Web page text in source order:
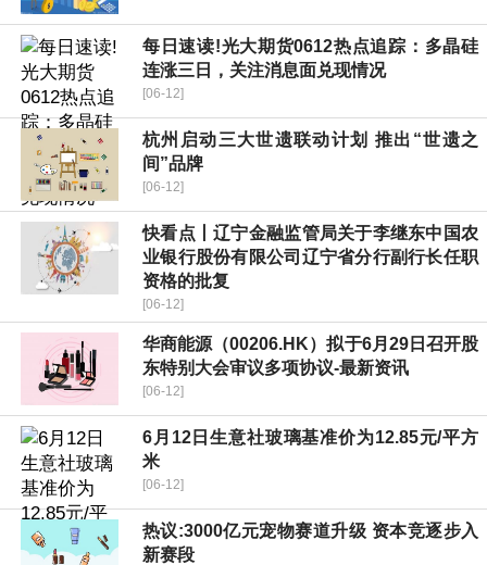
每日速读!光大期货0612热点追踪：多晶硅
连涨三日，关注消息面兑现情况
[06-12]
杭州启动三大世遗联动计划 推出“世遗之
间”品牌
[06-12]
快看点丨辽宁金融监管局关于李继东中国农
业银行股份有限公司辽宁省分行副行长任职
资格的批复
[06-12]
华商能源（00206.HK）拟于6月29日召开股
东特别大会审议多项协议-最新资讯
[06-12]
6月12日生意社玻璃基准价为12.85元/平方
米
[06-12]
热议:3000亿元宠物赛道升级 资本竞逐步入
新赛段